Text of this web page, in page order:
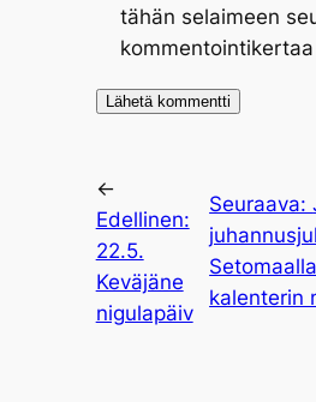
tähän selaimeen
←
Edellinen:
22.5.
Keväjäne
nigulapäiv
Seuraava:
kalenterin